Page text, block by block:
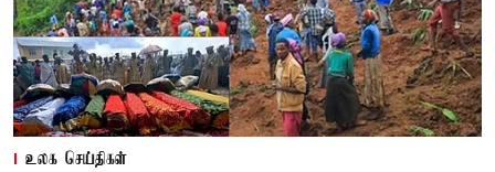
உலக செய்திகள்